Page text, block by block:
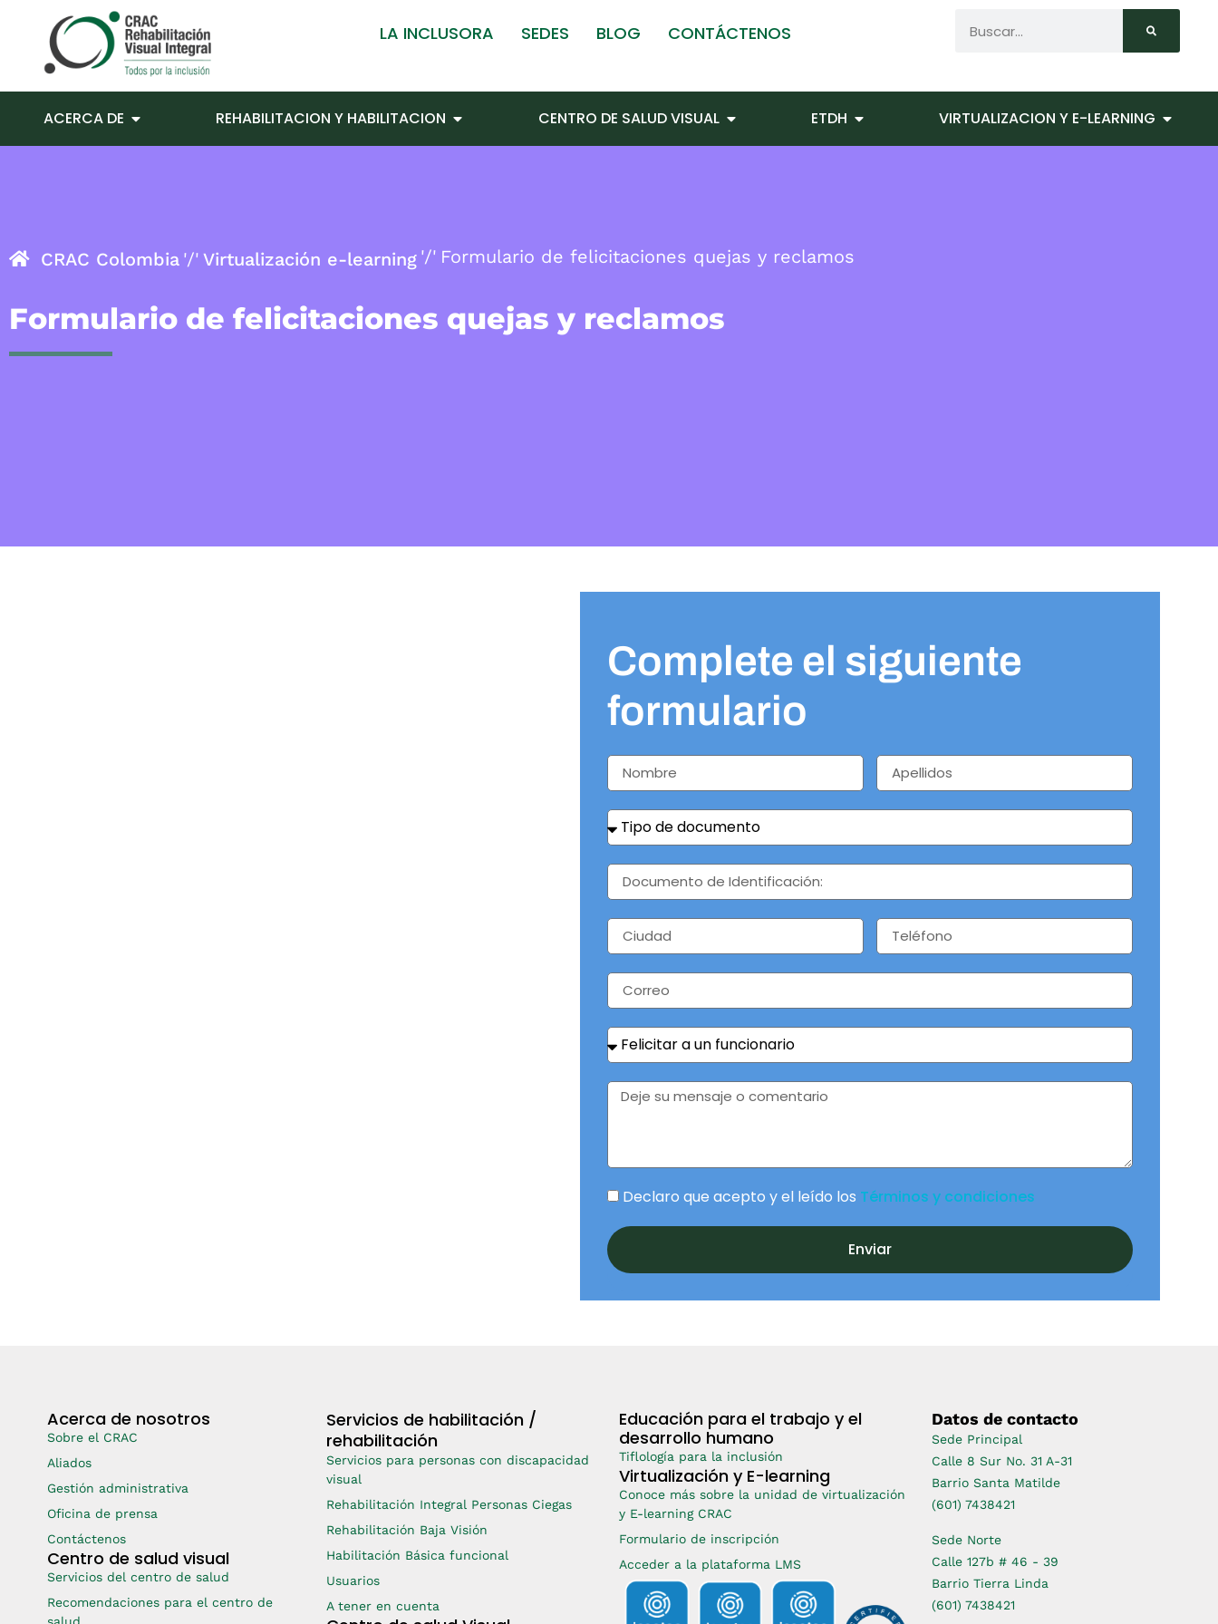
LA INCLUSORA SEDES BLOG CONTÁCTENOS
ACERCA DE REHABILITACION Y HABILITACION CENTRO DE SALUD VISUAL ETDH VIRTUALIZACION Y E-LEARNING
CRAC Colombia Virtualización e-learning Formulario de felicitaciones quejas y reclamos
Formulario de felicitaciones quejas y reclamos
Complete el siguiente
formulario
Declaro que acepto y el leído los Términos y condiciones
Enviar
Acerca de nosotros
Sobre el CRAC
Aliados
Gestión administrativa
Oficina de prensa
Contáctenos
Centro de salud visual
Servicios del centro de salud
Recomendaciones para el centro de
Servicios de habilitación /
rehabilitación
Servicios para personas con discapacidad
visual
Rehabilitación Integral Personas Ciegas
Rehabilitación Baja Visión
Habilitación Básica funcional
Usuarios
A tener en cuenta
Educación para el trabajo y el
desarrollo humano
Tiflología para la inclusión
Virtualización y E-learning
Conoce más sobre la unidad de virtualización
y E-learning CRAC
Formulario de inscripción
Acceder a la plataforma LMS
Datos de contacto
Sede Principal
Calle 8 Sur No. 31 A-31
Barrio Santa Matilde
(601) 7438421
Sede Norte
Calle 127b # 46 - 39
Barrio Tierra Linda
(601) 7438421